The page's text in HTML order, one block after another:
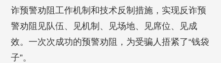
诈预警劝阻工作机制和技术反制措施，实现反诈预
警劝阻见队伍、见机制、见场地、见席位、见成
效。一次次成功的预警劝阻，为受骗人捂紧了“钱袋
子”。